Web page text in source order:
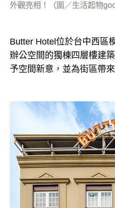
外觀亮相！（圖／生活起物
Butter Hotel位於台中西區
辦公空間的獨棟四層樓建
予空間新意，並為街區帶